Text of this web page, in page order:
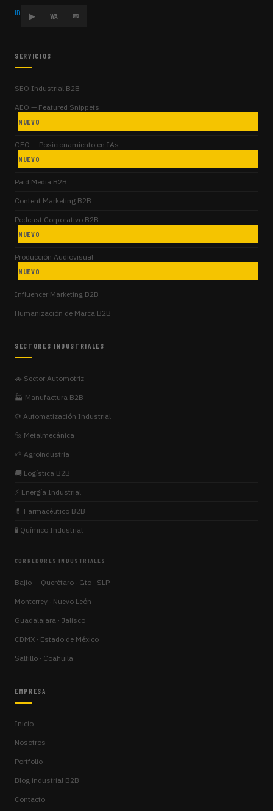
in ▶ WA ✉
SERVICIOS
SEO Industrial B2B
AEO — Featured Snippets
NUEVO
GEO — Posicionamiento en IAs
NUEVO
Paid Media B2B
Content Marketing B2B
Podcast Corporativo B2B
NUEVO
Producción Audiovisual
NUEVO
Influencer Marketing B2B
Humanización de Marca B2B
SECTORES INDUSTRIALES
🚗 Sector Automotriz
🏭 Manufactura B2B
⚙️ Automatización Industrial
🔩 Metalmecánica
🌱 Agroindustria
🚚 Logística B2B
⚡ Energía Industrial
💊 Farmacéutico B2B
🧪 Químico Industrial
CORREDORES INDUSTRIALES
Bajío — Querétaro · Gto · SLP
Monterrey · Nuevo León
Guadalajara · Jalisco
CDMX · Estado de México
Saltillo · Coahuila
EMPRESA
Inicio
Nosotros
Portfolio
Blog industrial B2B
Contacto